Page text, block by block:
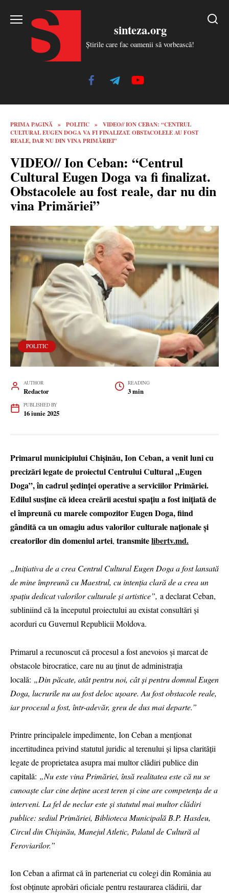
sinteza.org
Știrile care fac oamenii să vorbească!
PRIMA PAGINĂ » POLITIC »
VIDEO// ION CEBAN: “CENTRUL
CULTURAL EUGEN DOGA VA FI FINALIZAT. OBSTACOLELE AU FOST
REALE, DAR NU DIN VINA PRIMĂRIEI”
VIDEO// Ion Ceban: “Centrul
Cultural Eugen Doga va fi finalizat.
Obstacolele au fost reale, dar nu din
vina Primăriei”
POLITIC
AUTHOR
Redactor
READING
3 min
PUBLISHED BY
16 iunie 2025
Primarul municipiului Chișinău, Ion Ceban, a venit luni cu
precizări legate de proiectul Centrului Cultural „Eugen
Doga”, în cadrul ședinței operative a serviciilor Primăriei.
Edilul susține că ideea creării acestui spațiu a fost inițiată de
el împreună cu marele compozitor Eugen Doga, fiind
gândită ca un omagiu adus valorilor culturale naționale și
creatorilor din domeniul artei, transmitelibertv.md.
„Inițiativa de a crea Centrul Cultural Eugen Doga a fost lansată
de mine împreună cu Maestrul, cu intenția clară de a crea un
spațiu dedicat valorilor culturale și artistice”, a declarat Ceban,
subliniind că la începutul proiectului au existat consultări și
acorduri cu Guvernul Republicii Moldova.
Primarul a recunoscut că procesul a fost anevoios și marcat de
obstacole birocratice, care nu au ținut de administrația
locală: „Din păcate, atât pentru noi, cât și pentru domnul Eugen
Doga, lucrurile nu au fost deloc ușoare. Au fost obstacole reale,
iar procesul a fost, într-adevăr, greu de dus mai departe.”
Printre principalele impedimente, Ion Ceban a menționat
incertitudinea privind statutul juridic al terenului și lipsa clarității
legate de proprietatea asupra mai multor clădiri publice din
capitală: „Nu este vina Primăriei, însă realitatea este că nu se
cunoaște clar cine deține acest teren și cine are competența de a
interveni. La fel de neclar este și statutul mai multor clădiri
publice: sediul Primăriei, Biblioteca Municipală B.P. Hasdeu,
Circul din Chișinău, Manejul Atletic, Palatul de Cultură al
Feroviarilor.”
Ion Ceban a afirmat că în parteneriat cu colegi din România au
fost obținute aprobări oficiale pentru restaurarea clădirii, dar